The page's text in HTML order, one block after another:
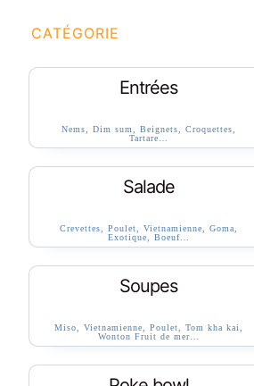
CATÉGORIE
Entrées
Nems, Dim sum, Beignets, Croquettes,
Tartare…
Salade
Crevettes, Poulet, Vietnamienne, Goma,
Exotique, Boeuf…
Soupes
Miso, Vietnamienne, Poulet, Tom kha kai,
Wonton Fruit de mer…